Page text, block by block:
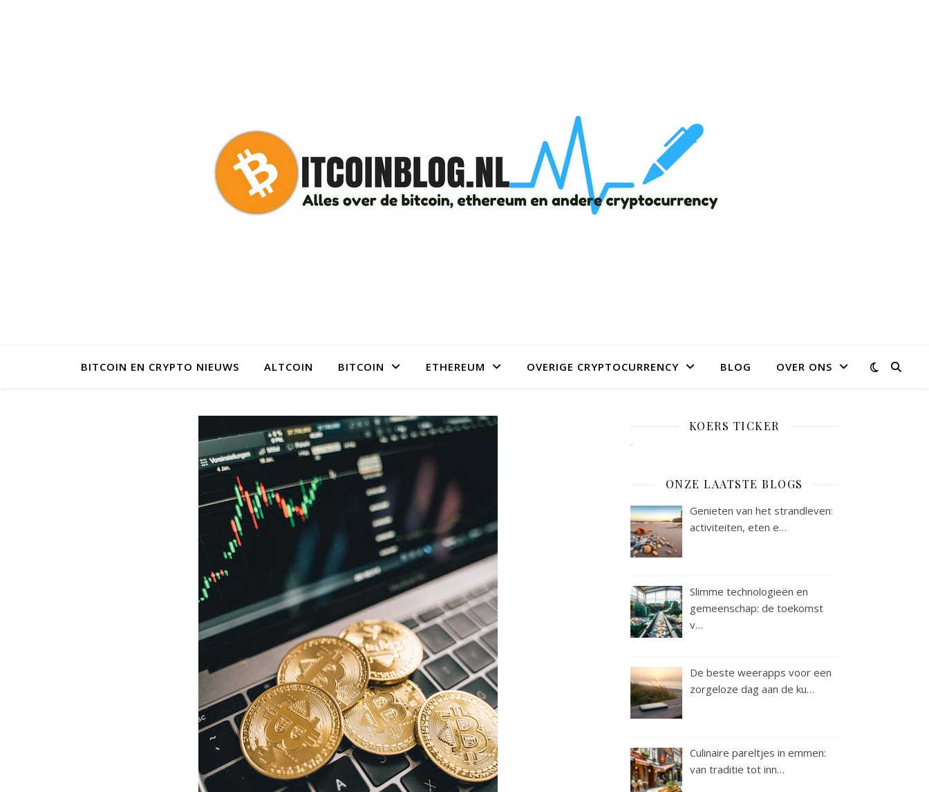
BITCOIN EN CRYPTO NIEUWS ALTCOIN BITCOIN ETHEREUM OVERIGE CRYPTOCURRENCY BLOG OVER ONS
KOERS TICKER
ONZE LAATSTE BLOGS
Genieten van het strandleven:
activiteiten, eten e…
Slimme technologieën en
gemeenschap: de toekomst
v…
De beste weerapps voor een
zorgeloze dag aan de ku…
Culinaire pareltjes in emmen:
van traditie tot inn…